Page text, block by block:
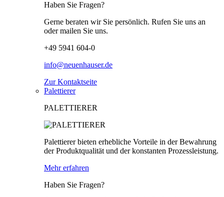
Haben Sie Fragen?
Gerne beraten wir Sie persönlich. Rufen Sie uns an
oder mailen Sie uns.
+49 5941 604-0
info@neuenhauser.de
Zur Kontaktseite
Palettierer
PALETTIERER
Palettierer bieten erhebliche Vorteile in der Bewahrung
der Produktqualität und der konstanten Prozessleistung.
Mehr erfahren
Haben Sie Fragen?